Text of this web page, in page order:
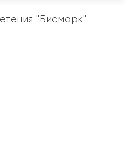
"Бисмарк"